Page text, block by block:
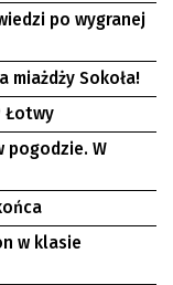
po wygranej
miażdży Sokoła!
Łotwy
pogodzie. W
w klasie